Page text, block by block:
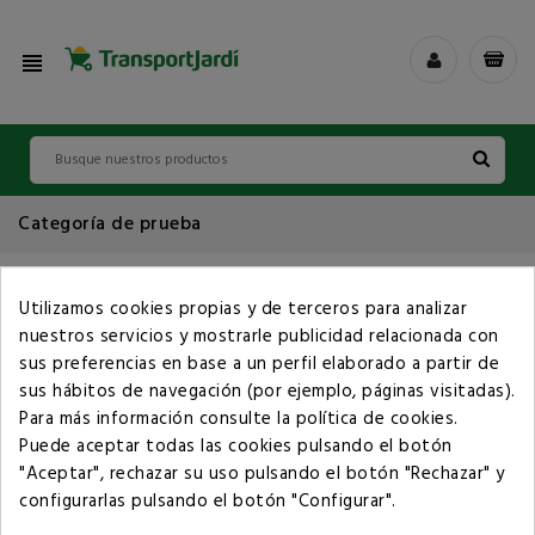
view_headline
Categoría de prueba
Lamentamos las molestias.
Realice una nueva búsqueda sobre su interés
Utilizamos cookies propias y de terceros para analizar
nuestros servicios y mostrarle publicidad relacionada con
sus preferencias en base a un perfil elaborado a partir de
sus hábitos de navegación (por ejemplo, páginas visitadas).
Para más información consulte la política de cookies.
Puede aceptar todas las cookies pulsando el botón
"Aceptar", rechazar su uso pulsando el botón "Rechazar" y
configurarlas pulsando el botón "Configurar".